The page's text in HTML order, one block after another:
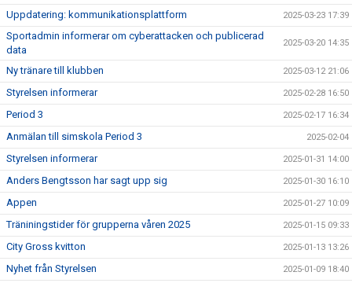
Uppdatering: kommunikationsplattform 2025-03-23 17:39
Sportadmin informerar om cyberattacken och publicerad
data
2025-03-20 14:35
Ny tränare till klubben 2025-03-12 21:06
Styrelsen informerar 2025-02-28 16:50
Period 3 2025-02-17 16:34
Anmälan till simskola Period 3 2025-02-04
Styrelsen informerar 2025-01-31 14:00
Anders Bengtsson har sagt upp sig 2025-01-30 16:10
Appen 2025-01-27 10:09
Träniningstider för grupperna våren 2025 2025-01-15 09:33
City Gross kvitton 2025-01-13 13:26
Nyhet från Styrelsen 2025-01-09 18:40